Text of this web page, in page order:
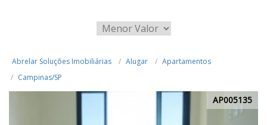
Abrelar Soluções Imobiliárias Alugar
Apartamentos
Campinas/SP
AP005135